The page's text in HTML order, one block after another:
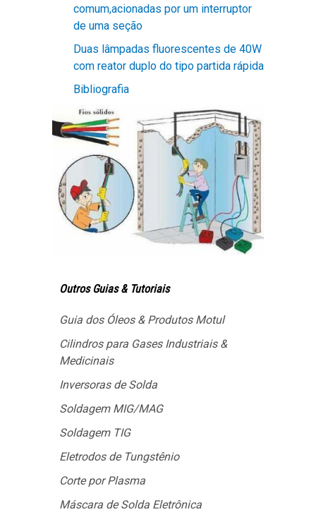
comum,acionadas por um interruptor
de uma seção
Duas lâmpadas fluorescentes de 40W
com reator duplo do tipo partida rápida
Bibliografia
Outros Guias & Tutoriais
Guia dos Óleos & Produtos Motul
Cilindros para Gases Industriais &
Medicinais
Inversoras de Solda
Soldagem MIG/MAG
Soldagem TIG
Eletrodos de Tungstênio
Corte por Plasma
Máscara de Solda Eletrônica